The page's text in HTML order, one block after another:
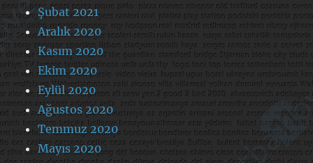
Şubat 2021
Aralık 2020
Kasım 2020
Ekim 2020
Eylül 2020
Ağustos 2020
Temmuz 2020
Mayıs 2020